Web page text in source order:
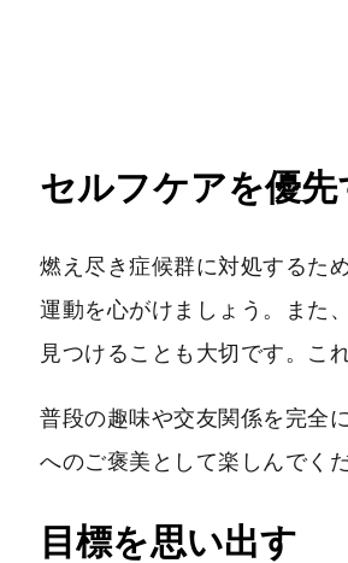
セルフケアを優先
燃え尽き症候群に対処するた
運動を心がけましょう。また
見つけることも大切です。こ
普段の趣味や交友関係を完全
へのご褒美として楽しんでくだ
目標を思い出す